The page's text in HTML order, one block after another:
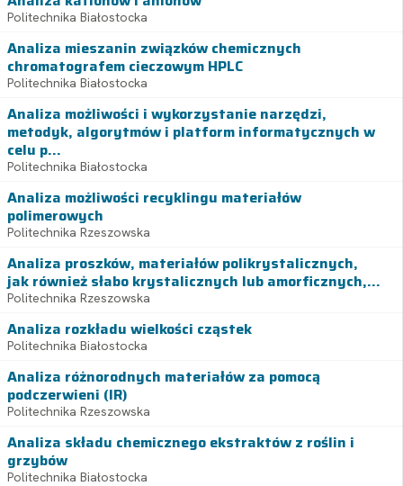
Politechnika Białostocka
Analiza mieszanin związków chemicznych
chromatografem cieczowym HPLC
Politechnika Białostocka
Analiza możliwości i wykorzystanie narzędzi,
metodyk, algorytmów i platform informatycznych w
celu p...
Politechnika Białostocka
Analiza możliwości recyklingu materiałów
polimerowych
Politechnika Rzeszowska
Analiza proszków, materiałów polikrystalicznych,
jak również słabo krystalicznych lub amorficznych,...
Politechnika Rzeszowska
Analiza rozkładu wielkości cząstek
Politechnika Białostocka
Analiza różnorodnych materiałów za pomocą
podczerwieni (IR)
Politechnika Rzeszowska
Analiza składu chemicznego ekstraktów z roślin i
grzybów
Politechnika Białostocka